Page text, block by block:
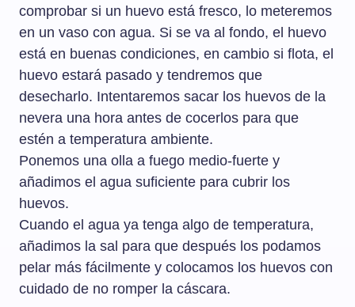
comprobar si un huevo está fresco, lo meteremos
en un vaso con agua. Si se va al fondo, el huevo
está en buenas condiciones, en cambio si flota, el
huevo estará pasado y tendremos que
desecharlo. Intentaremos sacar los huevos de la
nevera una hora antes de cocerlos para que
estén a temperatura ambiente.
Ponemos una olla a fuego medio-fuerte y
añadimos el agua suficiente para cubrir los
huevos.
Cuando el agua ya tenga algo de temperatura,
añadimos la sal para que después los podamos
pelar más fácilmente y colocamos los huevos con
cuidado de no romper la cáscara.